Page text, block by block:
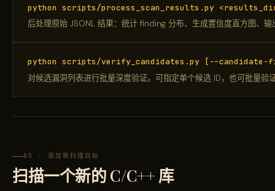
python scripts/process_scan_results.py
后处理原始 JSONL 结果：统计 finding 分布、生成置信度直方图、输
python scripts/verify_candidates.py [--candidate-
对候选漏洞列表进行批量深度验证。可指定单个候选 ID，也可批量验
05 · 添加新扫描目标
扫描一个新的 C/C++ 库